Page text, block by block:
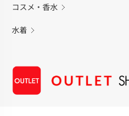
コスメ・香水
水着